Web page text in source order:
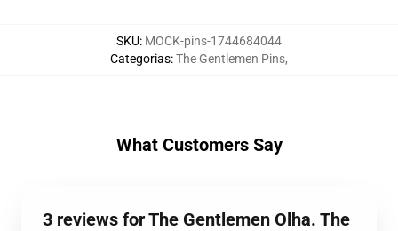
SKU: MOCK-pins-1744684044
Categorias:The Gentlemen Pins,
What Customers Say
3 reviews for The Gentlemen Olha. The